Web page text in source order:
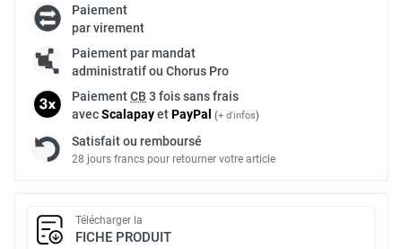
Paiement
par virement
Paiement par mandat
administratif ou Chorus Pro
PaiementCB 3 fois sans frais
avecScalapayetPayPal (+ d'infos)
Satisfait ou remboursé
28 jours francs pour retourner votre article
Télécharger la
FICHE PRODUIT